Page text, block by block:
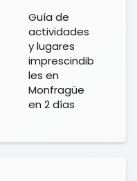
Guía de
actividades
y lugares
imprescindib
les en
Monfragüe
en 2 días